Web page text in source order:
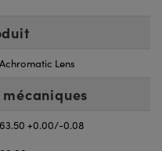
Achromatic Lens
63.50 +0.00/-0.08